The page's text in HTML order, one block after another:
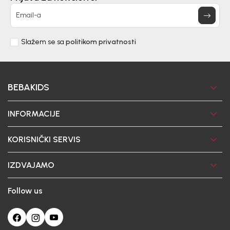
Email-a
Slažem se sa politikom privatnosti
BEBAKIDS
INFORMACIJE
KORISNIČKI SERVIS
IZDVAJAMO
Follow us